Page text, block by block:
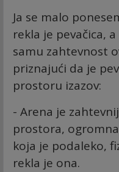
Ja se malo
rekla je pevačica,
samu zahtevnost
priznajući da je
prostoru izazov:
- Arena je
prostora,
koja je podaleko,
rekla je ona.